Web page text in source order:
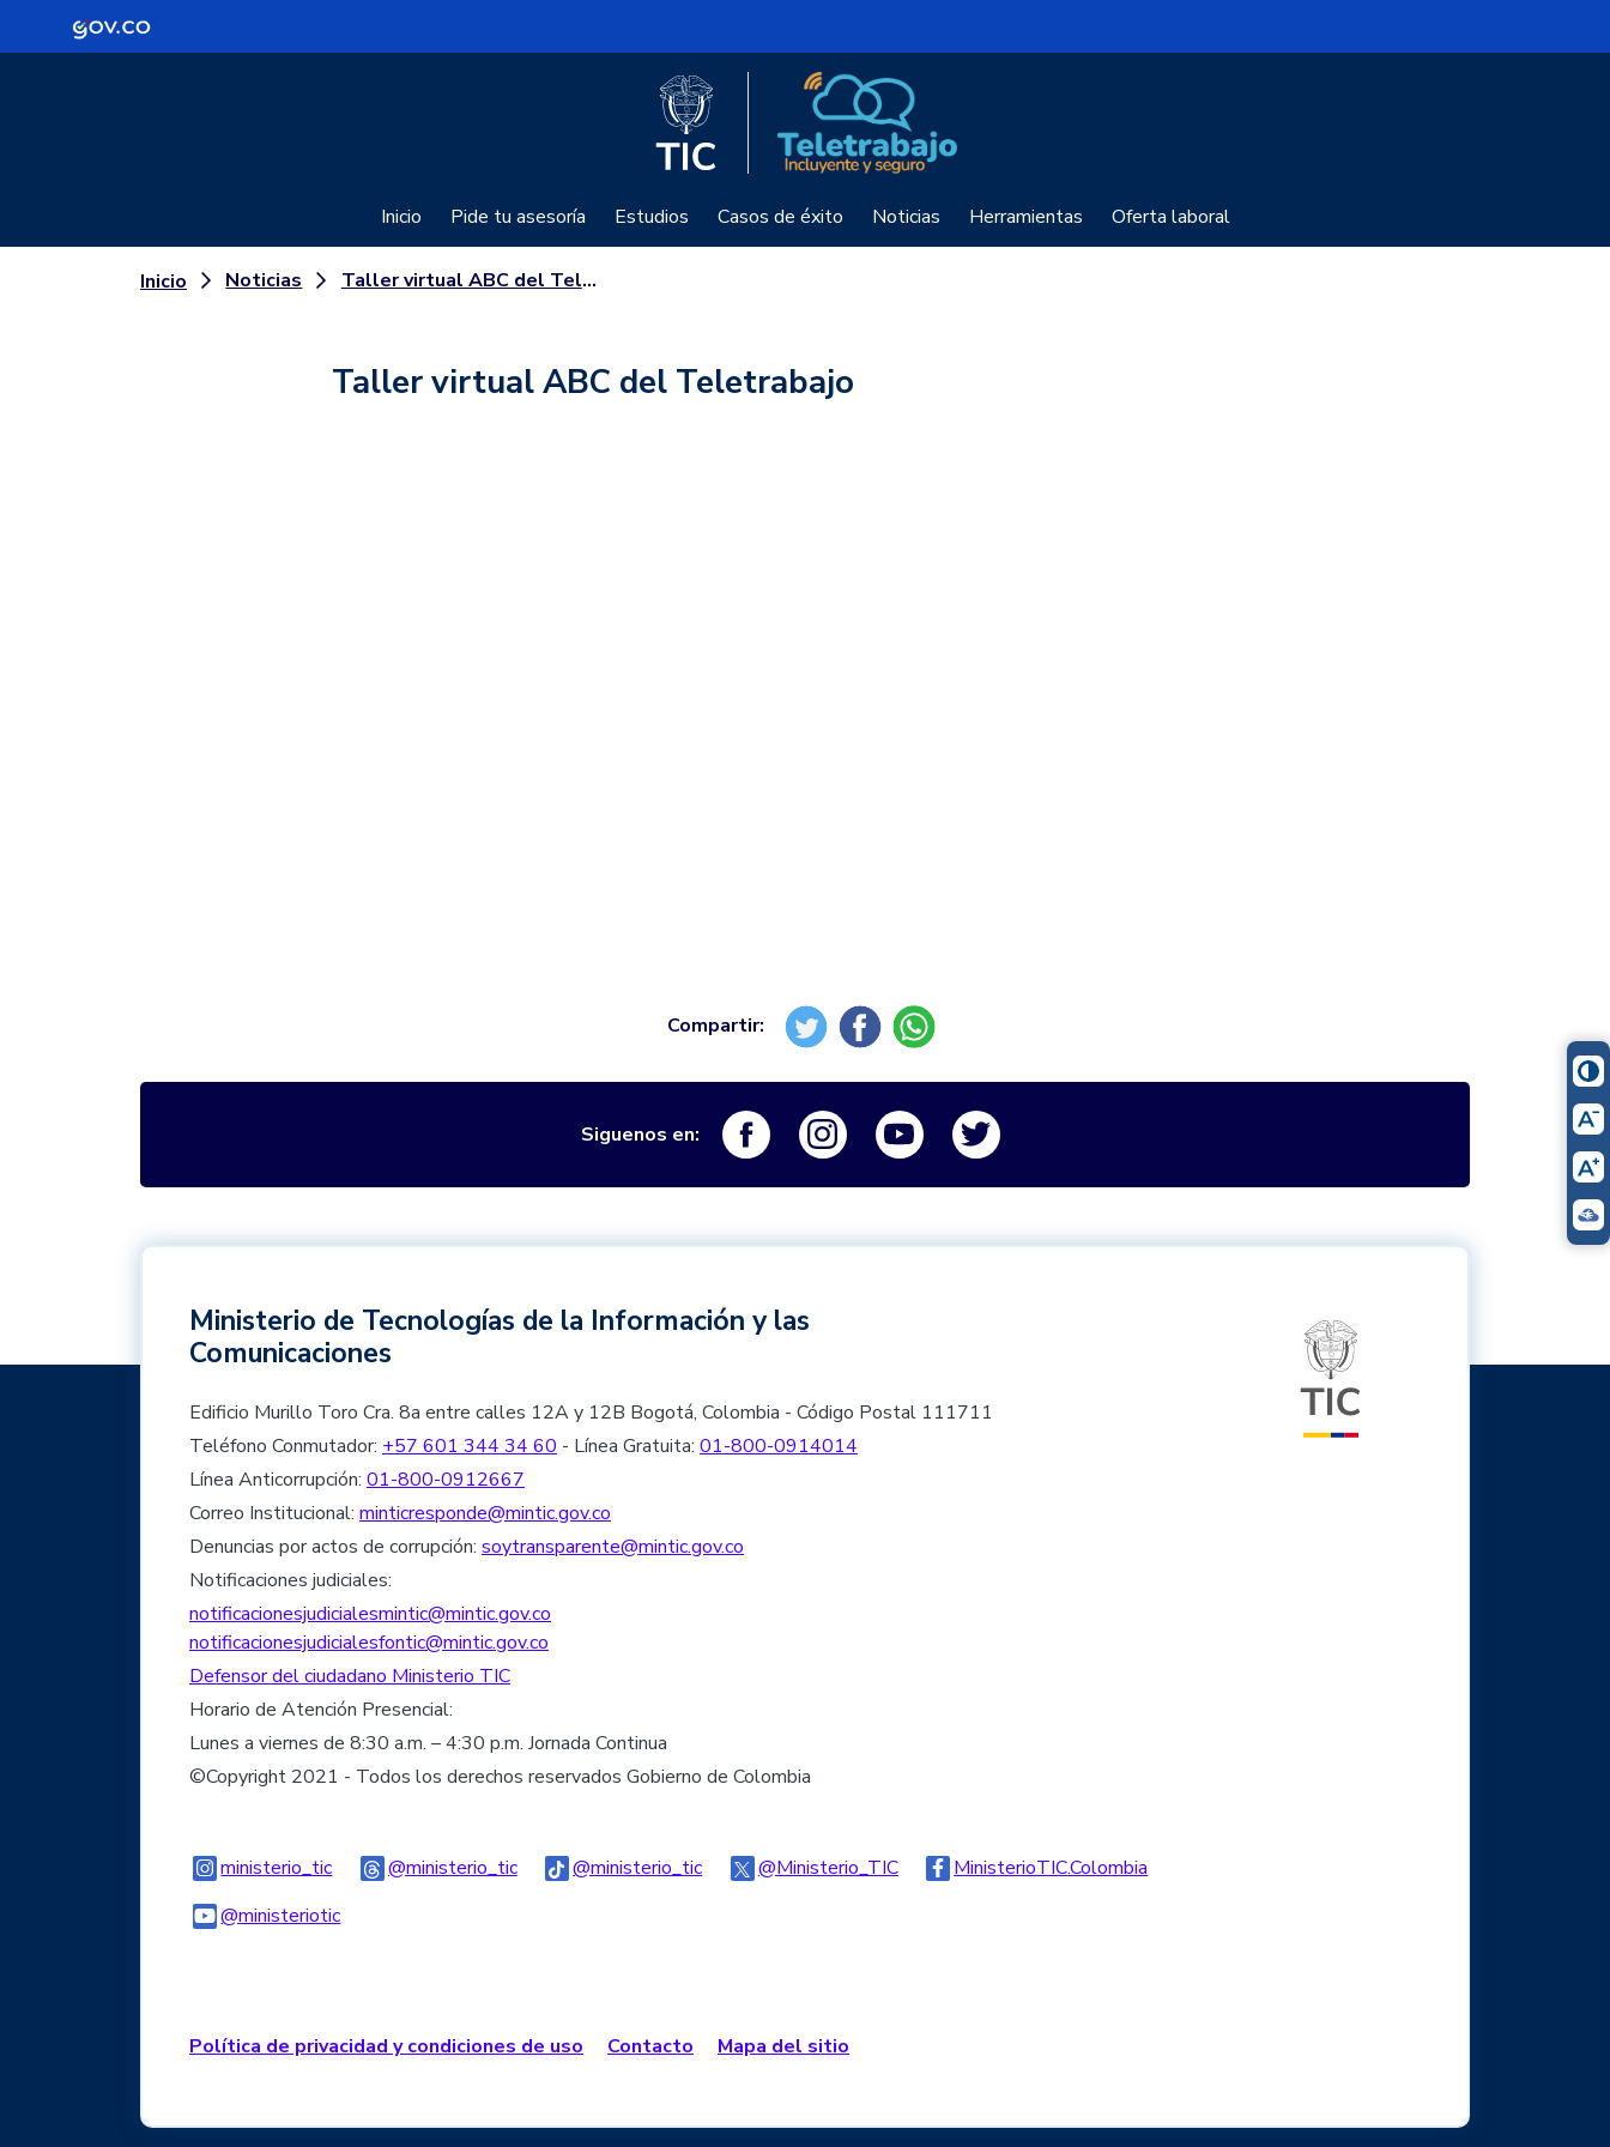
Logo Gobierno de Colombia
Logo del Ministerio TIC
Inicio Pide tu asesoría Estudios Casos de éxito Noticias Herramientas Oferta laboral
Inicio Noticias Taller virtual ABC del Teletrabajo
Taller virtual ABC del Teletrabajo
Siguenos en: Logo FacebookLogo InstagramLogo Youtube
Ministerio de Tecnologías de la Información y las
Comunicaciones
Edificio Murillo Toro Cra. 8a entre calles 12A y 12B Bogotá, Colombia - Código Postal 111711
Teléfono Conmutador: +57 601 344 34 60 - Línea Gratuita: 01-800-0914014
Línea Anticorrupción: 01-800-0912667
Correo Institucional: minticresponde@mintic.gov.co
Denuncias por actos de corrupción: soytransparente@mintic.gov.co
Notificaciones judiciales:
notificacionesjudicialesmintic@mintic.gov.co
notificacionesjudicialesfontic@mintic.gov.co
Defensor del ciudadano Ministerio TIC
Horario de Atención Presencial:
Lunes a viernes de 8:30 a.m. – 4:30 p.m. Jornada Continua
©Copyright 2021 - Todos los derechos reservados Gobierno de Colombia
ministerio_ticLogo Instagram
@ministerio_ticLogo Threads
@ministerio_ticLogo Tiktok@Ministerio_TICLogo TwitterMinisterioTIC.Colombia
@ministerioticLogo Youtube
Política de privacidad y condiciones de uso Contacto Mapa del sitio